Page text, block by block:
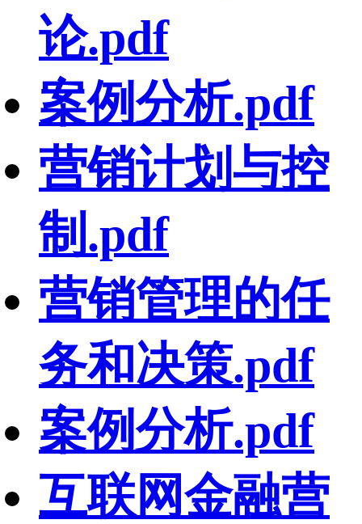
论.pdf
案例分析.pdf
营销计划与控
制.pdf
营销管理的任
务和决策.pdf
案例分析.pdf
互联网金融营